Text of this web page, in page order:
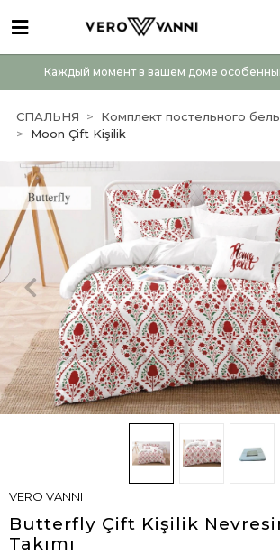
Каждый момент в вашем доме
СПАЛЬНЯ Комплект постельного
Moon Çift Kişilik
VERO VANNI
Butterfly Çift Kişilik
Takımı